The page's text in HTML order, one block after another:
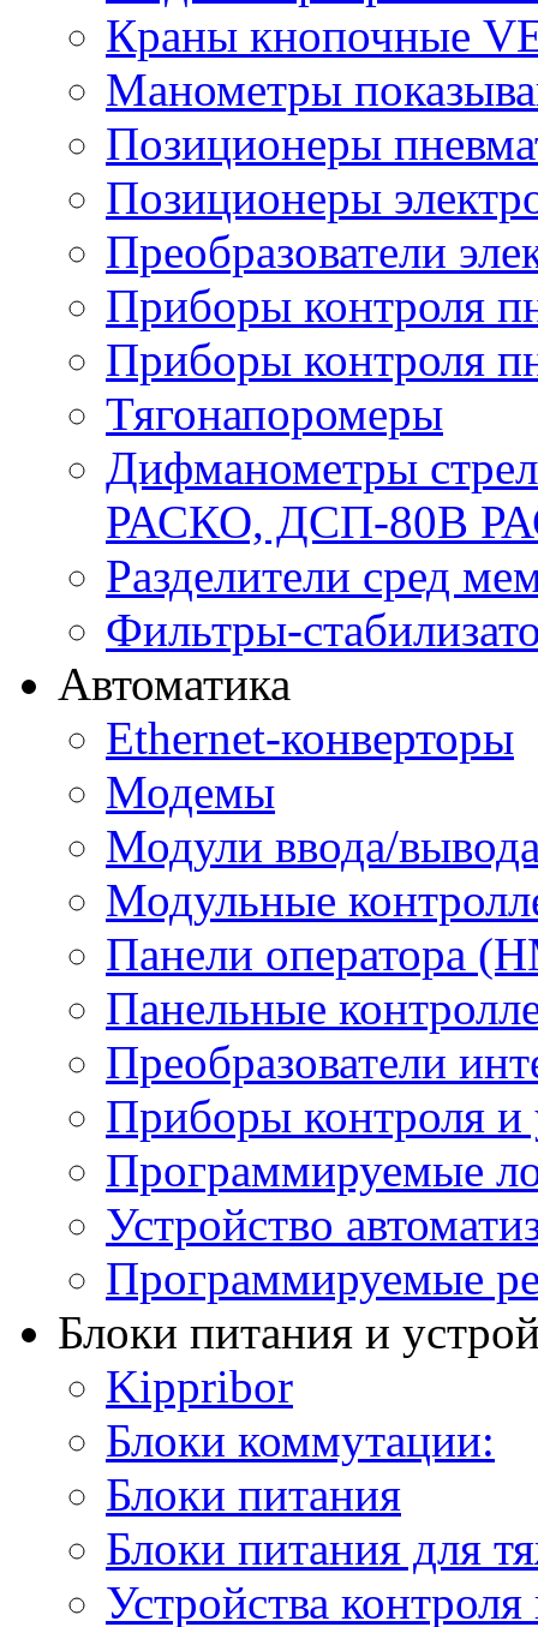
Краны кнопочные
Манометры
Позиционеры
Позиционеры
Преобразователи
Приборы контроля
Приборы контроля
Тягонапоромеры
Дифманометры
РАСКО, ДСП-80В
Разделители сред
Фильтры-
Автоматика
Ethernet-конверторы
Модемы
Модули ввода/
Модульные
Панели оператора
Панельные
Преобразователи
Приборы контроля и
Программируемые
Устройство
Программируемые
Блоки питания и
Kippribor
Блоки коммутации:
Блоки питания
Блоки питания для
Устройства